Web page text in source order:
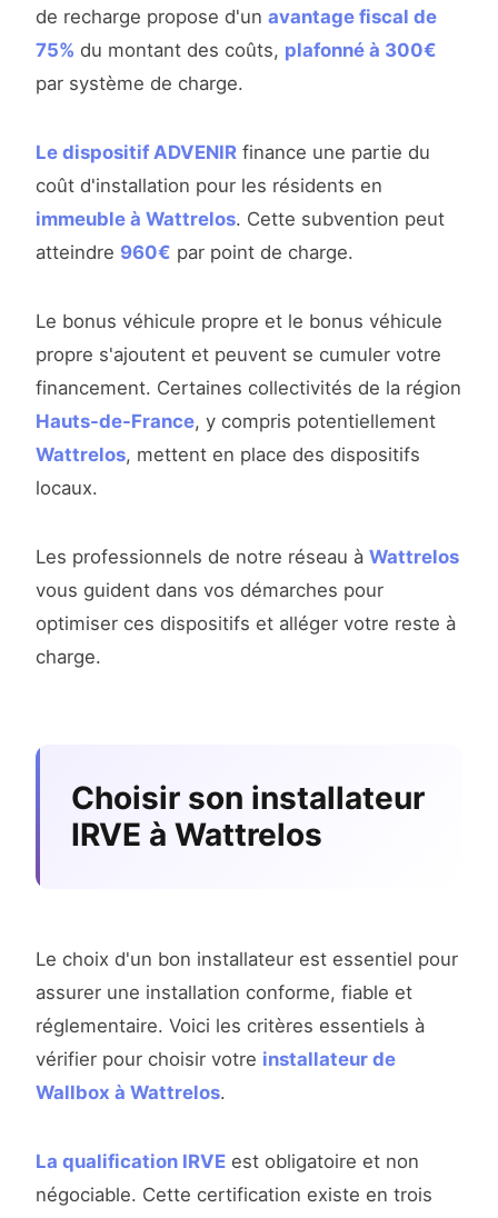
de recharge propose d'un avantage fiscal de
75% du montant des coûts, plafonné à 300€
par système de charge.
Le dispositif ADVENIR finance une partie du
coût d'installation pour les résidents en
immeuble à Wattrelos. Cette subvention peut
atteindre 960€ par point de charge.
Le bonus véhicule propre et le bonus véhicule
propre s'ajoutent et peuvent se cumuler votre
financement. Certaines collectivités de la région
Hauts-de-France, y compris potentiellement
Wattrelos, mettent en place des dispositifs
locaux.
Les professionnels de notre réseau à Wattrelos
vous guident dans vos démarches pour
optimiser ces dispositifs et alléger votre reste à
charge.
Choisir son installateur
IRVE à Wattrelos
Le choix d'un bon installateur est essentiel pour
assurer une installation conforme, fiable et
réglementaire. Voici les critères essentiels à
vérifier pour choisir votre installateur de
Wallbox à Wattrelos.
La qualification IRVE est obligatoire et non
négociable. Cette certification existe en trois